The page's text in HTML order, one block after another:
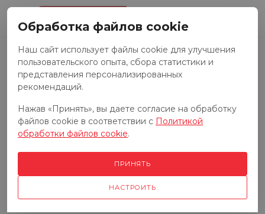
Запчасти к тракторам
Запчасти к грузовым автомобилям
Обработка файлов cookie
Наш сайт использует файлы cookie для улучшения
пользовательского опыта, сбора статистики и
представления персонализированных
рекомендаций.
Нажав «Принять», вы даете согласие на обработку
файлов cookie в соответствии с Политикой
обработки файлов cookie.
НАСТРОИТЬ
ПРИНЯТЬ